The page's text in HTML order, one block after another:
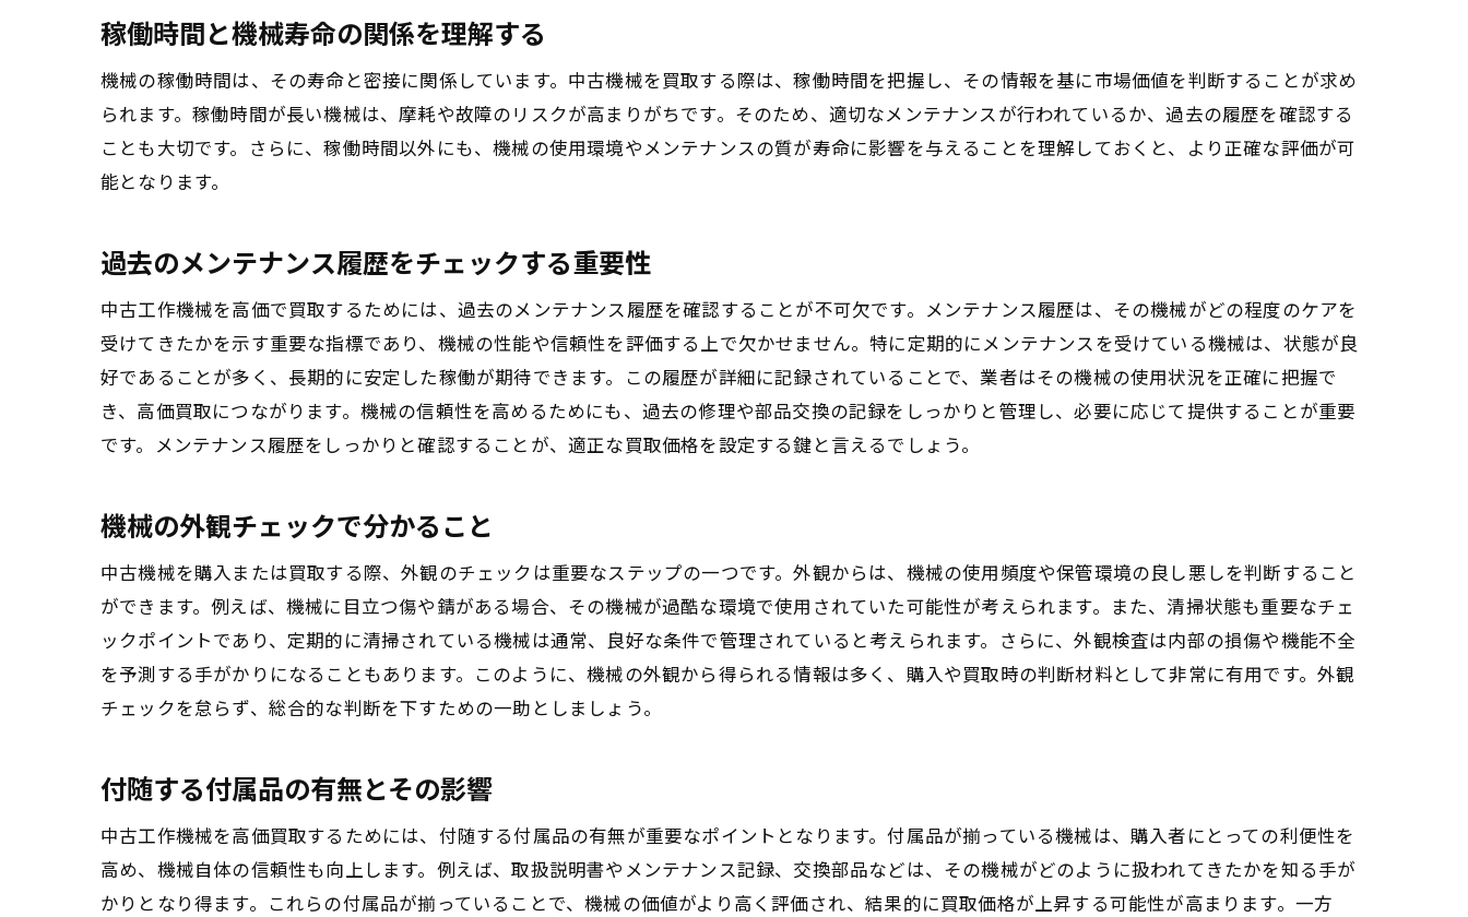
信頼できる買取業者の選び方で安心取引を目指す
業者の評価と口コミを確認する方法
買取業者の実績と専門性の見極め方
透明性のある査定プロセスの重要性
複数の見積もりを取得し比較する
中古機械の状態が買取価格に与える影響とは
動作確認とその結果が価格に与える影響
修理履歴が買取価格に及ぼす影響
部品のオリジナリティと互換性の確認
見落としがちな内部の摩耗チェック
定期的なメンテナンスが機械寿命を延ばす理由
メンテナンス履歴の管理方法とその利点
維持費用と買取価格の関係性
プロによるメンテナンスの重要性
現行の市場トレンドを把握する方法
需要の高い機械の特徴を見極める
稼働時間と機械寿命の関係を理解する
機械の稼働時間は、その寿命と密接に関係しています。中古機械を買取する際は、稼働時間を把握し、その情報を基に市場価値を判断することが求め
られます。稼働時間が長い機械は、摩耗や故障のリスクが高まりがちです。そのため、適切なメンテナンスが行われているか、過去の履歴を確認する
ことも大切です。さらに、稼働時間以外にも、機械の使用環境やメンテナンスの質が寿命に影響を与えることを理解しておくと、より正確な評価が可
能となります。
過去のメンテナンス履歴をチェックする重要性
中古工作機械を高価で買取するためには、過去のメンテナンス履歴を確認することが不可欠です。メンテナンス履歴は、その機械がどの程度のケアを
受けてきたかを示す重要な指標であり、機械の性能や信頼性を評価する上で欠かせません。特に定期的にメンテナンスを受けている機械は、状態が良
好であることが多く、長期的に安定した稼働が期待できます。この履歴が詳細に記録されていることで、業者はその機械の使用状況を正確に把握で
き、高価買取につながります。機械の信頼性を高めるためにも、過去の修理や部品交換の記録をしっかりと管理し、必要に応じて提供することが重要
です。メンテナンス履歴をしっかりと確認することが、適正な買取価格を設定する鍵と言えるでしょう。
機械の外観チェックで分かること
中古機械を購入または買取する際、外観のチェックは重要なステップの一つです。外観からは、機械の使用頻度や保管環境の良し悪しを判断すること
ができます。例えば、機械に目立つ傷や錆がある場合、その機械が過酷な環境で使用されていた可能性が考えられます。また、清掃状態も重要なチェ
ックポイントであり、定期的に清掃されている機械は通常、良好な条件で管理されていると考えられます。さらに、外観検査は内部の損傷や機能不全
を予測する手がかりになることもあります。このように、機械の外観から得られる情報は多く、購入や買取時の判断材料として非常に有用です。外観
チェックを怠らず、総合的な判断を下すための一助としましょう。
付随する付属品の有無とその影響
中古工作機械を高価買取するためには、付随する付属品の有無が重要なポイントとなります。付属品が揃っている機械は、購入者にとっての利便性を
高め、機械自体の信頼性も向上します。例えば、取扱説明書やメンテナンス記録、交換部品などは、その機械がどのように扱われてきたかを知る手が
かりとなり得ます。これらの付属品が揃っていることで、機械の価値がより高く評価され、結果的に買取価格が上昇する可能性が高まります。一方